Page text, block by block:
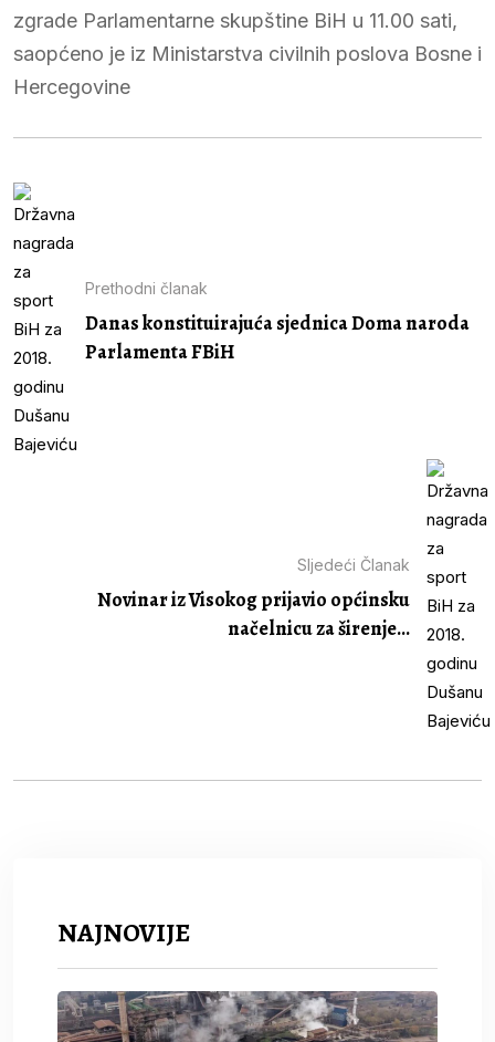
zgrade Parlamentarne skupštine BiH u 11.00 sati,
saopćeno je iz Ministarstva civilnih poslova Bosne i
Hercegovine
Prethodni članak
Danas konstituirajuća sjednica Doma naroda
Parlamenta FBiH
Sljedeći Članak
Novinar iz Visokog prijavio općinsku
načelnicu za širenje...
NAJNOVIJE